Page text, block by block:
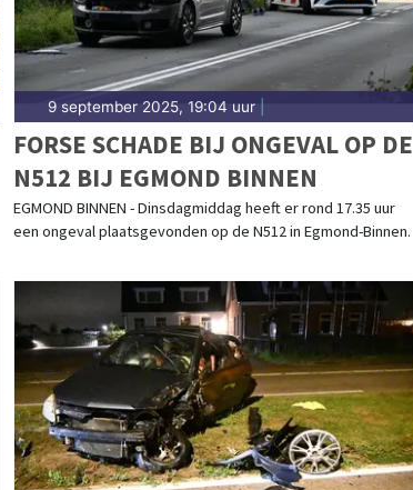
9 september 2025, 19:04 uur|
FORSE SCHADE BIJ ONGEVAL OP DE
N512 BIJ EGMOND BINNEN
EGMOND BINNEN - Dinsdagmiddag heeft er rond 17.35 uur
een ongeval plaatsgevonden op de N512 in Egmond-Binnen.